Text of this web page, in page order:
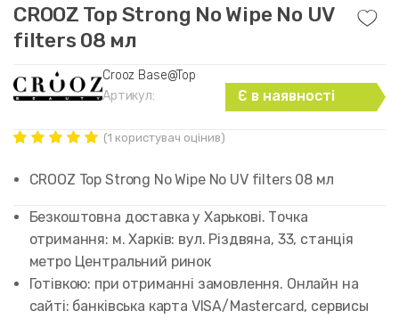
CROOZ Top Strong No Wipe No UV
filters 08 мл
Crooz Base@Top
Артикул:
Є в наявності
5.00out of
5 based on
rating
(1 користувач оцінив)
CROOZ Top Strong No Wipe No UV filters 08 мл
Безкоштовна доставка у Харькові. Точка
отримання: м. Харків: вул. Різдвяна, 33, станція
метро Центральний ринок
Готівкою: при отриманні замовлення. Онлайн на
сайті: банківська карта VISA/Mastercard, сервисы